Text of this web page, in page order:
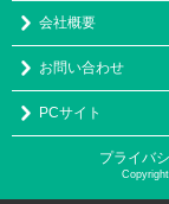
会社概要
お問い合わせ
PCサイト
プライバ